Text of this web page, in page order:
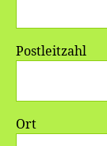
Postleitzahl
Ort